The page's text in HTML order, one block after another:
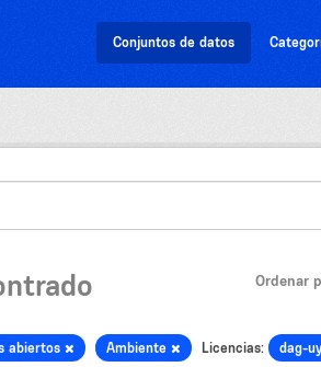
Conjuntos de datos
Ordenar
abiertos Ambiente Licencias: dag-uy